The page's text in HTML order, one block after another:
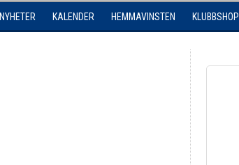
NYHETER KALENDER HEMMAVINSTEN KLUBBSHOP